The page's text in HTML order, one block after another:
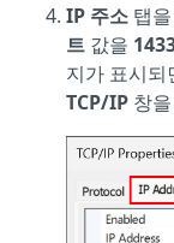
IP 주소 탭
트 값을
지가 표시되
TCP/IP 창